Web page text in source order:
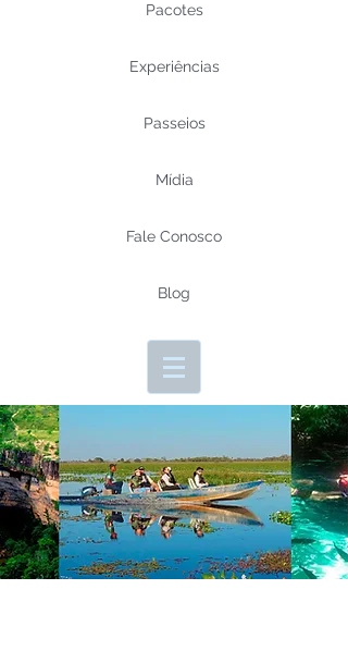
Pacotes
Experiências
Passeios
Mídia
Fale Conosco
Blog